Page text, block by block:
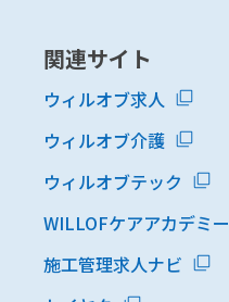
関連サイト
ウィルオブ求人
ウィルオブ介護
ウィルオブテック
WILLOFケアアカデミー
施工管理求人ナビ